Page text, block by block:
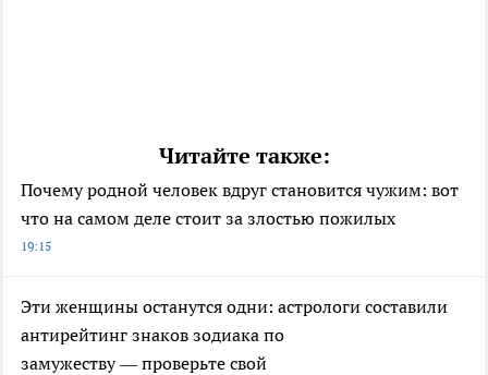
Читайте также:
Почему родной человек вдруг становится чужим: вот
что на самом деле стоит за злостью пожилых
19:15
Эти женщины останутся одни: астрологи составили
антирейтинг знаков зодиака по
замужеству — проверьте свой